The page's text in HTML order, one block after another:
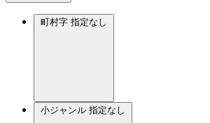
町村字 指定なし
小ジャンル 指定なし